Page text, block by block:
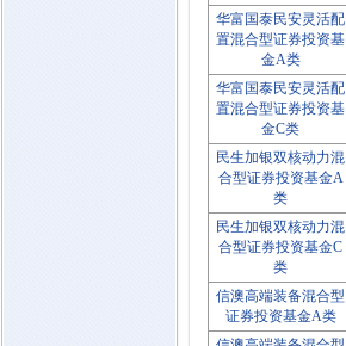
华富国泰民安灵活配
置混合型证券投资基
金A类
华富国泰民安灵活配
置混合型证券投资基
金C类
民生加银双核动力混
合型证券投资基金A
类
民生加银双核动力混
合型证券投资基金C
类
信澳高端装备混合型
证券投资基金A类